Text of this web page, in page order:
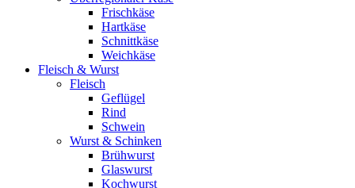
Frischkäse
Hartkäse
Schnittkäse
Weichkäse
Fleisch & Wurst
Fleisch
Geflügel
Rind
Schwein
Wurst & Schinken
Brühwurst
Glaswurst
Kochwurst